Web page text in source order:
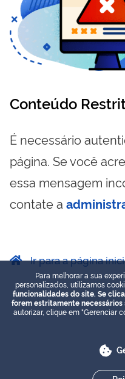
Conteúdo
É necessário
página. Se você
essa mensagem
contate a
Ir para a página
Para melhorar a sua
personalizados, utilizamos
funcionalidades do site. Se
forem estritamente necessários
autorizar, clique em "Gerenciar